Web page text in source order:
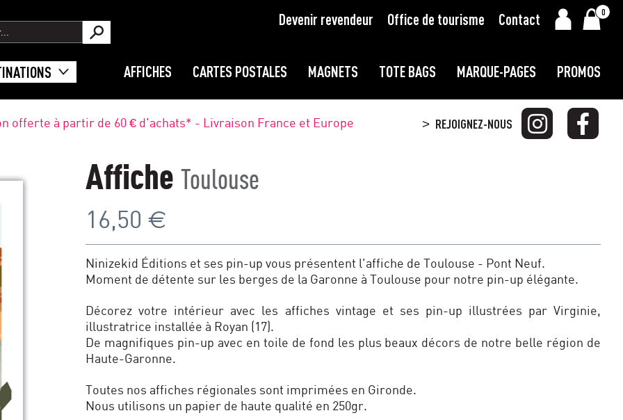
Devenir revendeur Office de tourisme Contact 0
AFFICHES CARTES POSTALES MAGNETS TOTE BAGS MARQUE-PAGES PROMOS
> REJOIGNEZ-NOUS
offerte à partir de 60 € d'achats* - Livraison France et Europe
Affiche Toulouse
16,50 €
Ninizekid Éditions et ses pin-up vous présentent l'affiche de Toulouse - Pont Neuf.
Moment de détente sur les berges de la Garonne à Toulouse pour notre pin-up élégante.
Décorez votre intérieur avec les affiches vintage et ses pin-up illustrées par Virginie,
illustratrice installée à Royan (17).
De magnifiques pin-up avec en toile de fond les plus beaux décors de notre belle région de
Haute-Garonne.
Toutes nos affiches régionales sont imprimées en Gironde.
Nous utilisons un papier de haute qualité en 250gr.